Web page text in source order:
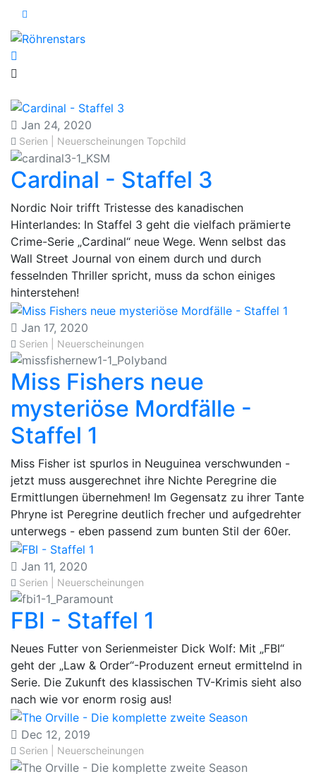
Jan 24, 2020
Serien | Neuerscheinungen Topchild
Cardinal - Staffel 3
​Nordic Noir trifft Tristesse des kanadischen
Hinterlandes: In Staffel 3 geht die vielfach prämierte
Crime-Serie „Cardinal“ neue Wege. Wenn selbst das
Wall Street Journal von einem durch und durch
fesselnden Thriller spricht, muss da schon einiges
hinterstehen!
Jan 17, 2020
Serien | Neuerscheinungen
Miss Fishers neue
mysteriöse Mordfälle -
Staffel 1
​Miss Fisher ist spurlos in Neuguinea verschwunden -
jetzt muss ausgerechnet ihre Nichte Peregrine die
Ermittlungen übernehmen! Im Gegensatz zu ihrer Tante
Phryne ist Peregrine deutlich frecher und aufgedrehter
unterwegs - eben passend zum bunten Stil der 60er.
Jan 11, 2020
Serien | Neuerscheinungen
FBI - Staffel 1
Neues Futter von Serienmeister Dick Wolf: Mit „FBI“
geht der „Law & Order“-Produzent erneut ermittelnd in
Serie. Die Zukunft des klassischen TV-Krimis sieht also
nach wie vor enorm rosig aus!
Dec 12, 2019
Serien | Neuerscheinungen